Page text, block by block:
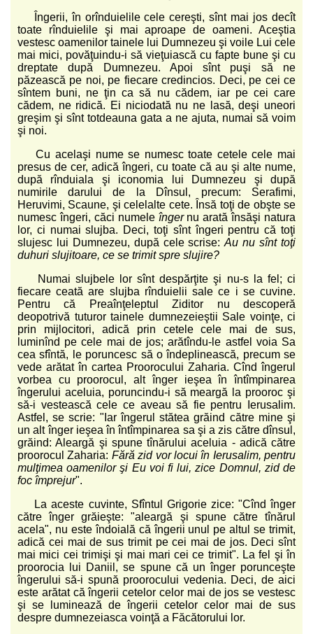
Îngerii, în orînduielile cele cereşti, sînt mai jos decît
toate rînduielile şi mai aproape de oameni. Aceştia
vestesc oamenilor tainele lui Dumnezeu şi voile Lui cele
mai mici, povăţuindu-i să vieţuiască cu fapte bune şi cu
dreptate după Dumnezeu. Apoi sînt puşi să ne
păzească pe noi, pe fiecare credincios. Deci, pe cei ce
sîntem buni, ne ţin ca să nu cădem, iar pe cei care
cădem, ne ridică. Ei niciodată nu ne lasă, deşi uneori
greşim şi sînt totdeauna gata a ne ajuta, numai să voim
şi noi.
Cu acelaşi nume se numesc toate cetele cele mai
presus de cer, adică îngeri, cu toate că au şi alte nume,
după rînduiala şi iconomia lui Dumnezeu şi după
numirile darului de la Dînsul, precum: Serafimi,
Heruvimi, Scaune, şi celelalte cete. Însă toţi de obşte se
numesc îngeri, căci numele îngernu arată însăşi natura
lor, ci numai slujba. Deci, toţi sînt îngeri pentru că toţi
slujesc lui Dumnezeu, după cele scrise:Au nu sînt toţi
duhuri slujitoare, ce se trimit spre slujire?
Numai slujbele lor sînt despărţite şi nu-s la fel; ci
fiecare ceată are slujba rînduielii sale ce i se cuvine.
Pentru că Preaînţeleptul Ziditor nu descoperă
deopotrivă tuturor tainele dumnezeieştii Sale voinţe, ci
prin mijlocitori, adică prin cetele cele mai de sus,
luminînd pe cele mai de jos; arătîndu-le astfel voia Sa
cea sfîntă, le poruncesc să o îndeplinească, precum se
vede arătat în cartea Proorocului Zaharia. Cînd îngerul
vorbea cu proorocul, alt înger ieşea în întîmpinarea
îngerului aceluia, poruncindu-i să meargă la prooroc şi
să-i vestească cele ce aveau să fie pentru Ierusalim.
Astfel, se scrie: "Iar îngerul stătea grăind către mine şi
un alt înger ieşea în întîmpinarea sa şi a zis către dînsul,
grăind: Aleargă şi spune tînărului aceluia - adică către
proorocul Zaharia: Fără zid vor locui în Ierusalim, pentru
mulţimea oamenilor şi Eu voi fi lui, zice Domnul, zid de
foc împrejur".
La aceste cuvinte, Sfîntul Grigorie zice: "Cînd înger
către înger grăieşte: "aleargă şi spune către tînărul
acela", nu este îndoială că îngerii unul pe altul se trimit,
adică cei mai de sus trimit pe cei mai de jos. Deci sînt
mai mici cei trimişi şi mai mari cei ce trimit". La fel şi în
proorocia lui Daniil, se spune că un înger porunceşte
îngerului să-i spună proorocului vedenia. Deci, de aici
este arătat că îngerii cetelor celor mai de jos se vestesc
şi se luminează de îngerii cetelor celor mai de sus
despre dumnezeiasca voinţă a Făcătorului lor.